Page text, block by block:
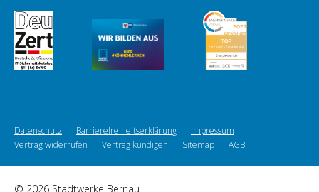
Datenschutz Barrierefreiheitserklärung
Impressum
Vertrag widerrufen
Vertrag kündigen Sitemap AGB
© 2026 Stadtwerke Bernau